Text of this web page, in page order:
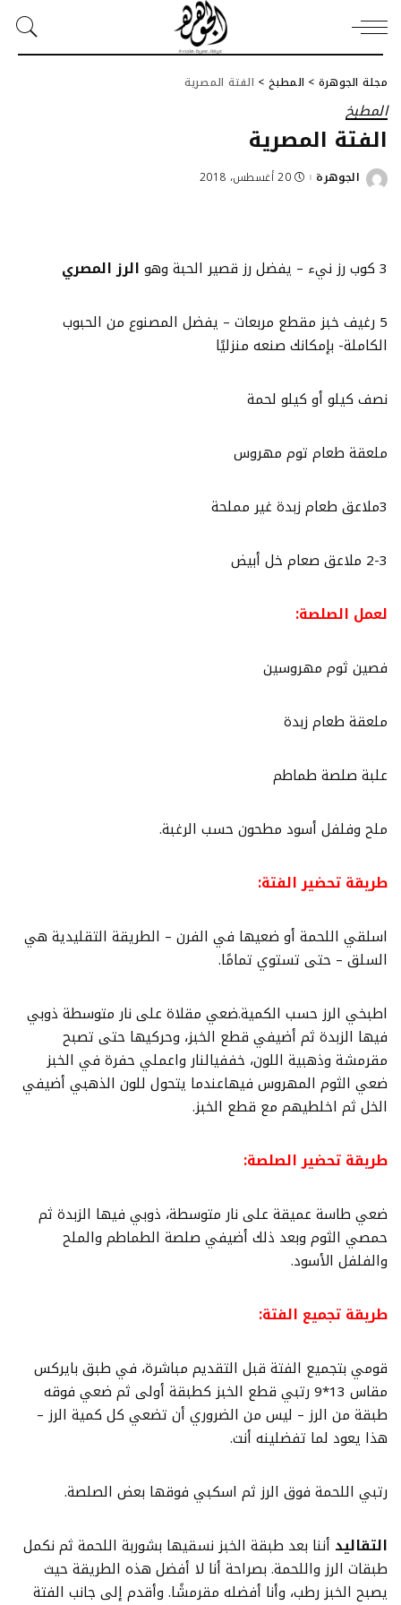
مجلة الجوهرة > المطبخ > الفتة المصرية
المطبخ
الفتة المصرية
Posted
الجوهرة 20 أغسطس، 2018
3 كوب رز نيء – يفضل رز قصير الحبة وهو الرز المصري
5 رغيف خبز مقطع مربعات – يفضل المصنوع من الحبوب
الكاملة- بإمكانك صنعه منزليًا
نصف كيلو أو كيلو لحمة
ملعقة طعام توم مهروس
3ملاعق طعام زبدة غير مملحة
2-3 ملاعق صعام خل أبيض
لعمل الصلصة:
فصين ثوم مهروسين
ملعقة طعام زبدة
علبة صلصة طماطم
ملح وفلفل أسود مطحون حسب الرغبة.
طريقة تحضير الفتة:
اسلقي اللحمة أو ضعيها في الفرن – الطريقة التقليدية هي
السلق – حتى تستوي تمامًا.
اطبخي الرز حسب الكمية.ضعي مقلاة على نار متوسطة ذوبي
فيها الزبدة ثم أضيفي قطع الخبز، وحركيها حتى تصبح
مقرمشة وذهبية اللون، خففيالنار واعملي حفرة في الخبز
ضعي الثوم المهروس فيهاعندما يتحول للون الذهبي أضيفي
الخل ثم اخلطيهم مع قطع الخبز.
طريقة تحضير الصلصة:
ضعي طاسة عميقة على نار متوسطة، ذوبي فيها الزبدة ثم
حمصي الثوم وبعد ذلك أضيفي صلصة الطماطم والملح
والفلفل الأسود.
طريقة تجميع الفتة:
قومي بتجميع الفتة قبل التقديم مباشرة، في طبق بايركس
مقاس 13*9 رتبي قطع الخبز كطبقة أولى ثم ضعي فوقه
طبقة من الرز – ليس من الضروري أن تضعي كل كمية الرز –
هذا يعود لما تفضلينه أنت.
رتبي اللحمة فوق الرز ثم اسكبي فوقها بعض الصلصة.
التقاليد أننا بعد طبقة الخبز نسقيها بشوربة اللحمة ثم نكمل
طبقات الرز واللحمة. بصراحة أنا لا أفضل هذه الطريقة حيث
يصبح الخبز رطب، وأنا أفضله مقرمشًا. وأقدم إلى جانب الفتة